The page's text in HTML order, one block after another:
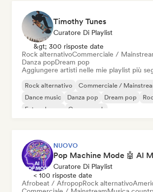
Timothy Tunes
Curatore Di Playlist
&gt; 300 risposte date
Rock alternativoCommerciale /
Danza popDream pop
Aggiungere artisti nelle mie playlist più
Rock alternativo
Commerciale /
Dance music
Danza pop Dream pop
Future house
Garage rock
NUOVO
Curatore Di Playlist
< 100 risposte date
Afrobeat / AfropopRock alternativo